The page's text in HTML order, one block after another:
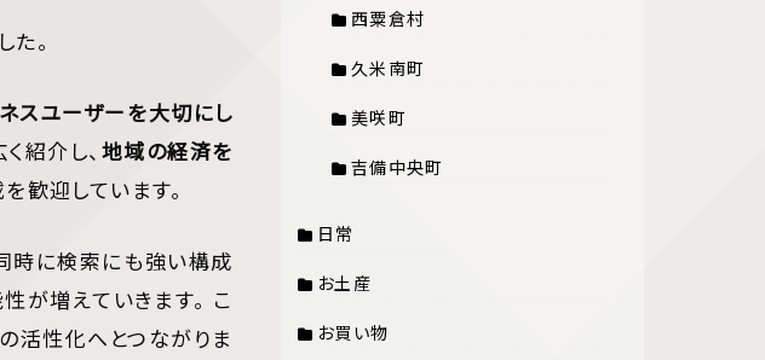
。
スユーザーを大切にし
紹介し、 地域の経済を
歓迎しています。
時に検索にも強い構成
が増えていきます。 こ
活性化へとつながりま
西粟倉村
久米南町
美咲町
吉備中央町
日常
お土産
お買い物